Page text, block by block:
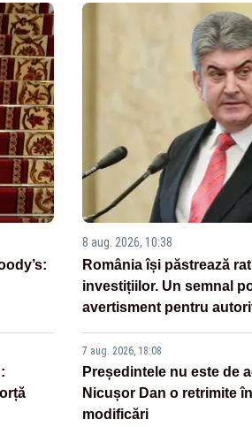
8 aug. 2026, 10:38
România își păstrează
investițiilor. Un semnal
avertisment pentru
7 aug. 2026, 18:08
Președintele nu este de
Nicușor Dan o retrimite
modificări